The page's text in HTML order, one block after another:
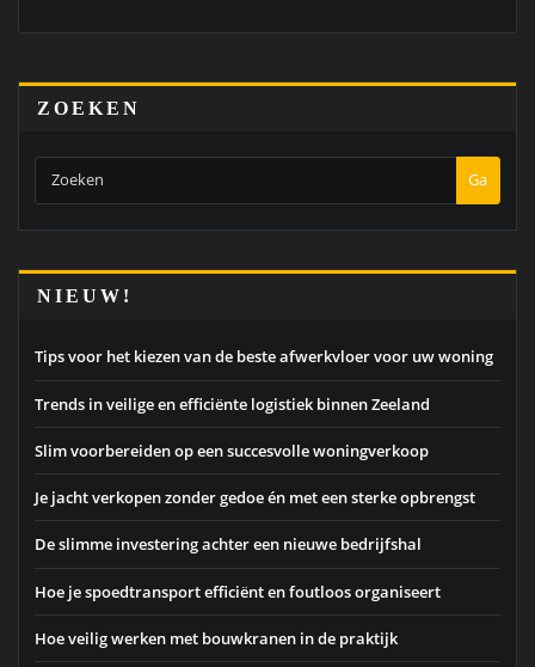
ZOEKEN
Ga
NIEUW!
Tips voor het kiezen van de beste afwerkvloer voor uw woning
Trends in veilige en efficiënte logistiek binnen Zeeland
Slim voorbereiden op een succesvolle woningverkoop
Je jacht verkopen zonder gedoe én met een sterke opbrengst
De slimme investering achter een nieuwe bedrijfshal
Hoe je spoedtransport efficiënt en foutloos organiseert
Hoe veilig werken met bouwkranen in de praktijk